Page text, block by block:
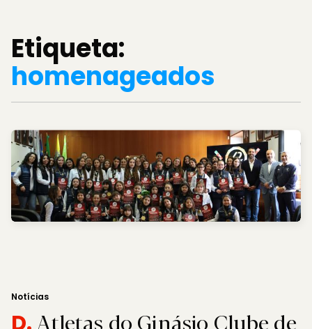
Etiqueta:
homenageados
Notícias
Atletas do Ginásio Clube de